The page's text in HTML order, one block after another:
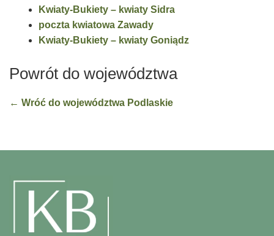
Kwiaty-Bukiety – kwiaty Sidra
poczta kwiatowa Zawady
Kwiaty-Bukiety – kwiaty Goniądz
Powrót do województwa
← Wróć do województwa Podlaskie